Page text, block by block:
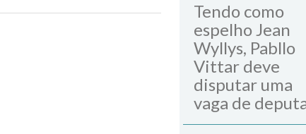
Tendo como
espelho Jean
Wyllys, Pabllo
Vittar deve
disputar uma
vaga de